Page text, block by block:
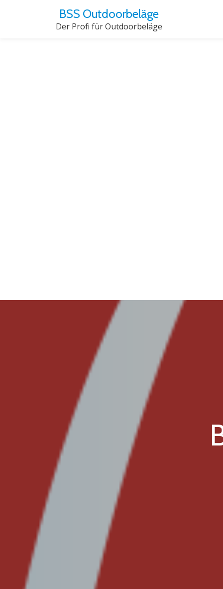
BSS Outdoorbeläge
Der Profi für Outdoorbeläge